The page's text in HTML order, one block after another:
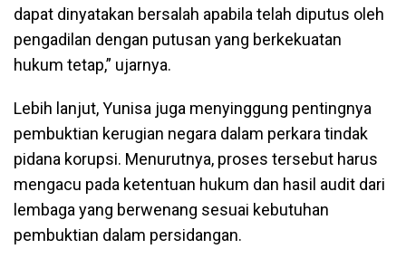
dapat dinyatakan bersalah apabila telah diputus oleh
pengadilan dengan putusan yang berkekuatan
hukum tetap,” ujarnya.
Lebih lanjut, Yunisa juga menyinggung pentingnya
pembuktian kerugian negara dalam perkara tindak
pidana korupsi. Menurutnya, proses tersebut harus
mengacu pada ketentuan hukum dan hasil audit dari
lembaga yang berwenang sesuai kebutuhan
pembuktian dalam persidangan.